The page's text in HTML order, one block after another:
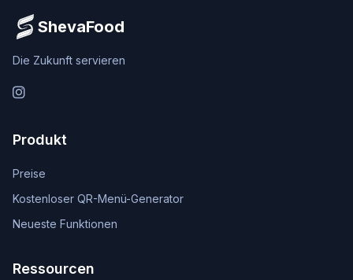
ShevaFood
Die Zukunft servieren
Instagram
Produkt
Preise
Kostenloser QR-Menü-Generator
Neueste Funktionen
Ressourcen